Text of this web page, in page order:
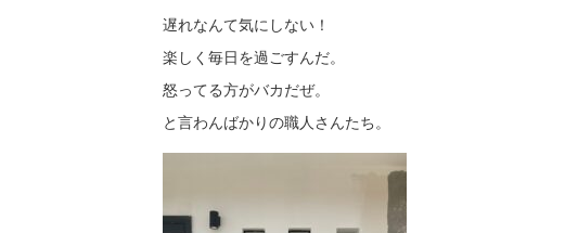
遅れなんて気にしない！
楽しく毎日を過ごすんだ。
怒ってる方がバカだぜ。
と言わんばかりの職人さんたち。